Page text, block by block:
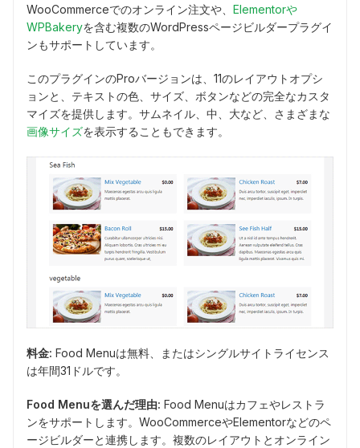
WooCommerceでのオンライン注文や、 Elementorや
WPBakeryを含む複数のWordPressページビルダープラグイ
ンもサポートしています。
このプラグインのProバージョンは、11のレイアウトオプシ
ョンと、テキストの色、サイズ、ボタンなどの完全なカスタ
マイズを提供します。サムネイル、中、大など、さまざまな
画像サイズを表示することもできます。
料金: Food Menuは無料、またはシングルサイトライセンス
は年間31ドルです。
Food Menuを選んだ理由: Food Menuはカフェやレストラ
ンをサポートします。WooCommerceやElementorなどのペ
ージビルダーと連携します。複数のレイアウトとオンライン